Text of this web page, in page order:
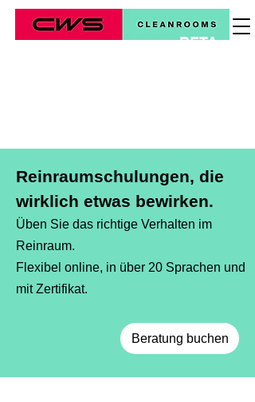
BETA
Reinraumschulungen, die
wirklich etwas bewirken.
Üben Sie das richtige Verhalten im
Reinraum.
Flexibel online, in über 20 Sprachen und
mit Zertifikat.
Beratung buchen